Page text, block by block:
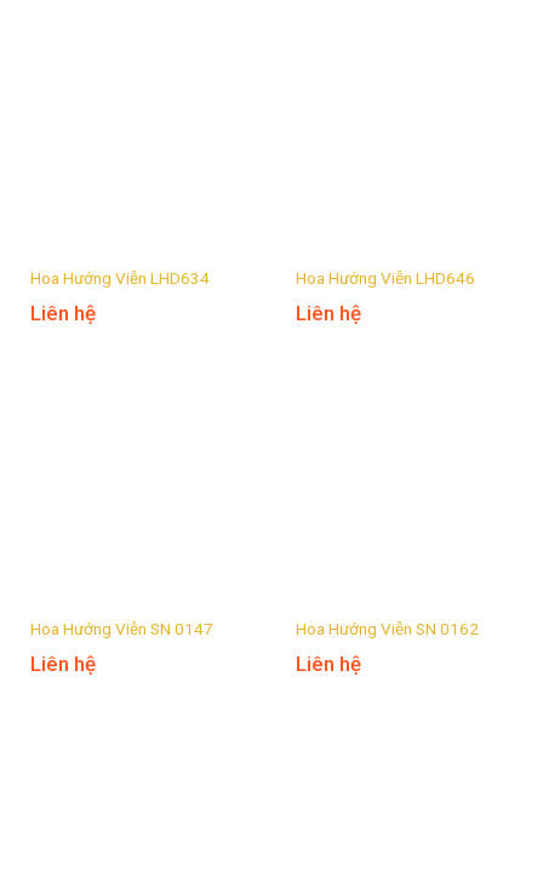
Hoa Hướng Viễn LHD634
Liên hệ
Hoa Hướng Viễn LHD646
Liên hệ
Hoa Hướng Viễn SN 0147
Liên hệ
Hoa Hướng Viễn SN 0162
Liên hệ